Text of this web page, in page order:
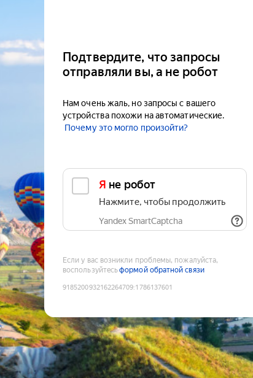
Подтвердите, что запросы
отправляли вы, а не робот
Нам очень жаль, но запросы с вашего
устройства похожи на автоматические.
Почему это могло произойти?
Я не робот
Нажмите, чтобы продолжить
Yandex SmartCaptcha
Если у вас возникли проблемы, пожалуйста,
воспользуйтесьформой обратной связи
9185200932162264709:1786137601